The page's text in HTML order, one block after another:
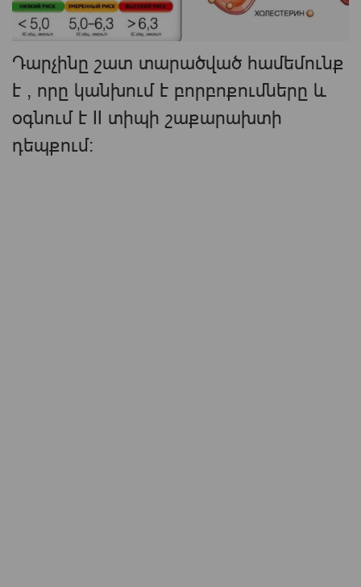
Դարչինը շատ տարածված համեմունք
է , որը կանխում է բորբոքումները և
օգնում է II տիպի շաքարախտի
դեպքում: